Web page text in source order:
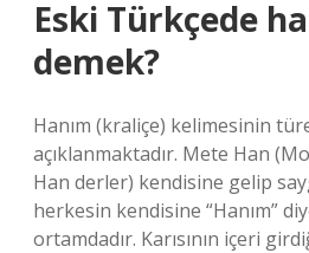
Eski Türkçede
demek?
Hanım (kraliçe) kelimesinin
açıklanmaktadır. Mete Han
Han derler) kendisine gelip
herkesin kendisine “Hanım”
ortamdadır. Karısının içeri